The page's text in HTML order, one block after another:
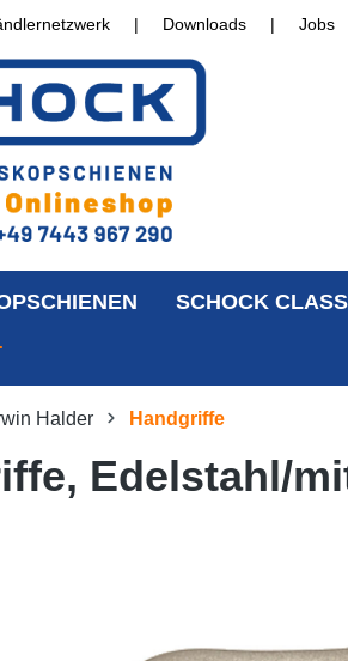
| Downloads | Jobs
SCHOCK
Halder Handgriffe
Edelstahl/